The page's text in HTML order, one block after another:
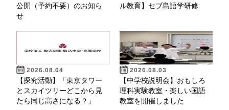
公開（予約不要）のお知ら
せ
ル教育】セブ島語学研修
2026.08.04
【探究活動】「東京タワー
とスカイツリーどこから見
たら同じ高さになる？」
2026.08.03
【中学校説明会】おもしろ
理科実験教室・楽しい国語
教室を開催しました